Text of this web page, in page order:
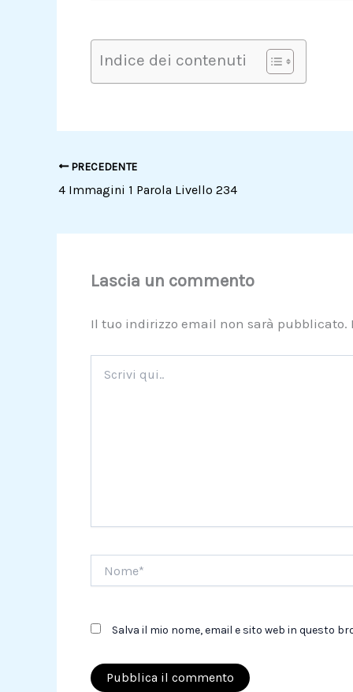
Indice dei contenuti
PRECEDENTE
4 Immagini 1 Parola Livello 234
Lascia un commento
Il tuo indirizzo email non sarà pubblicato.
qui..
Salva il mio nome, email e sito web in questo